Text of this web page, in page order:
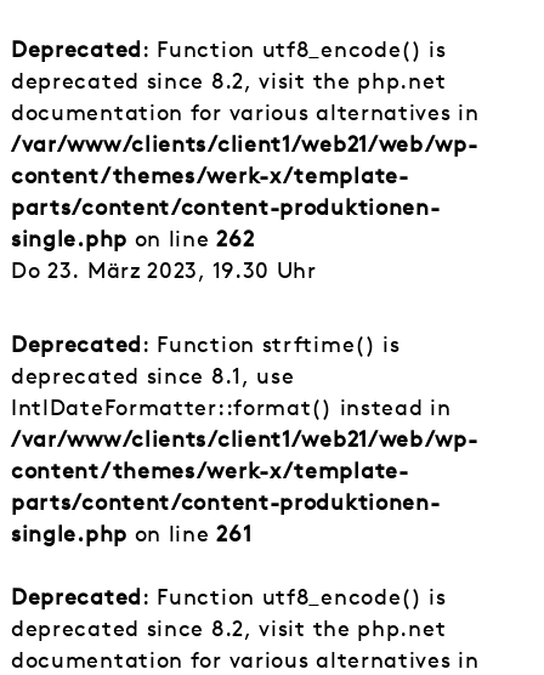
Deprecated: Function utf8_encode() is
deprecated since 8.2, visit the php.net
documentation for various alternatives in
/var/www/clients/client1/web21/web/wp-
content/themes/werk-x/template-
parts/content/content-produktionen-
single.php on line262
Do 23. März 2023, 19.30 Uhr
Deprecated: Function strftime() is
deprecated since 8.1, use
IntlDateFormatter::format() instead in
/var/www/clients/client1/web21/web/wp-
content/themes/werk-x/template-
parts/content/content-produktionen-
single.php on line261
Deprecated: Function utf8_encode() is
deprecated since 8.2, visit the php.net
documentation for various alternatives in